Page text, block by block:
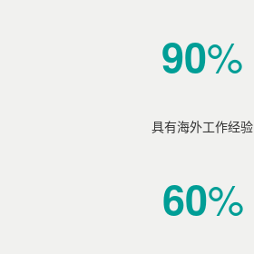
90%
具有海外工作经验
60%